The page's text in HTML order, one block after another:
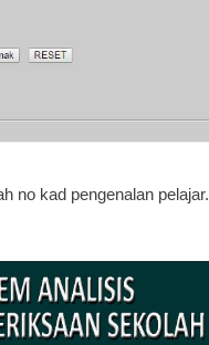
no kad pengenalan pelajar.